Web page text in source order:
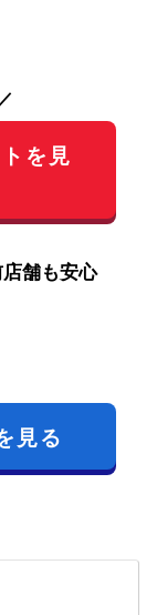
を見
舗も安心
見る